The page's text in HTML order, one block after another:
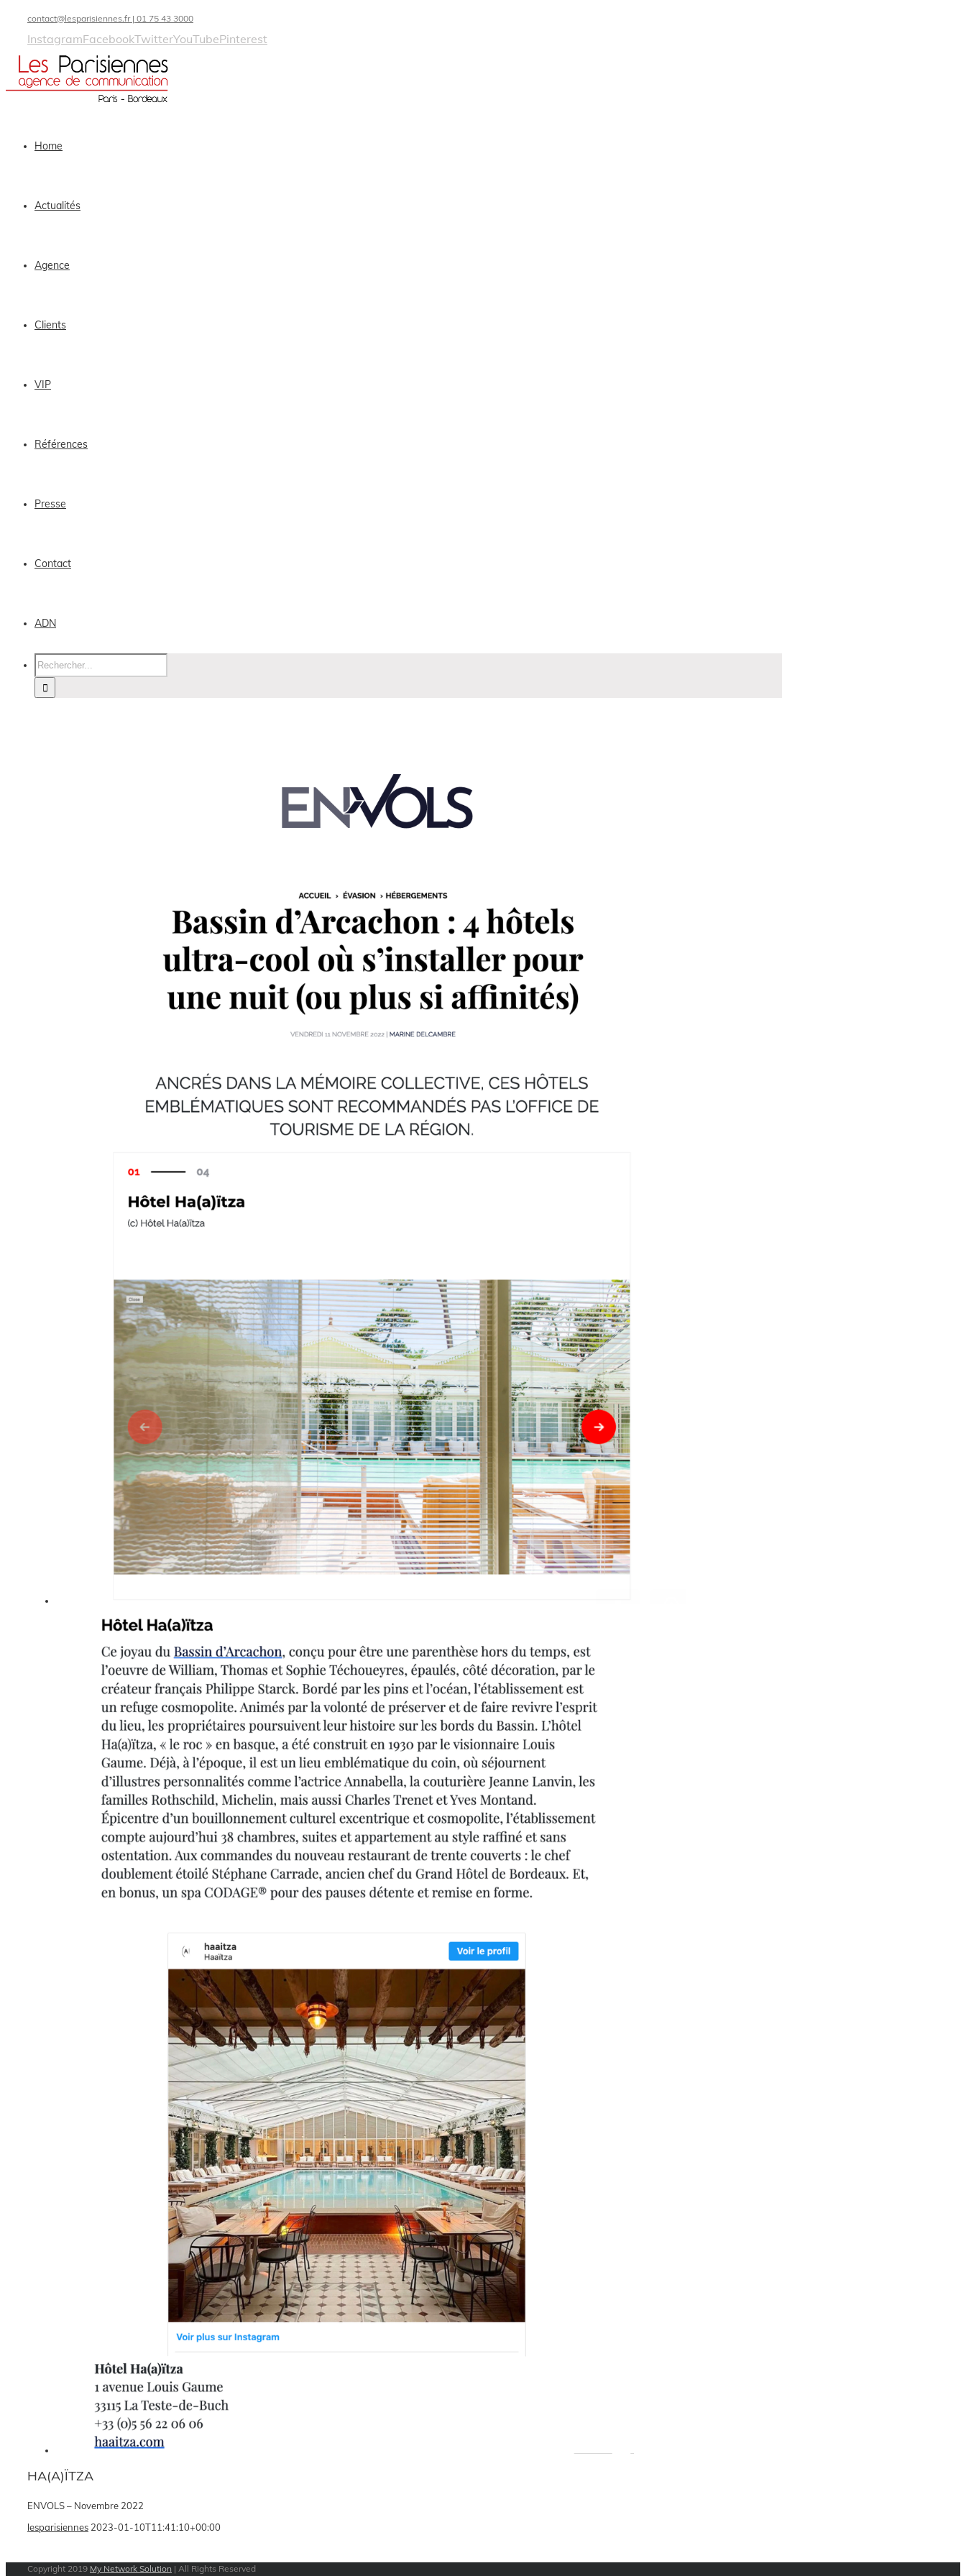
contact@lesparisiennes.fr | 01 75 43 3000
InstagramFacebookTwitterYouTubePinterest
Home
Actualités
Agence
Clients
VIP
Références
Presse
Contact
ADN
HA(A)ÏTZA
ENVOLS – Novembre 2022
lesparisiennes 2023-01-10T11:41:10+00:00
Copyright 2019 My Network Solution | All Rights Reserved